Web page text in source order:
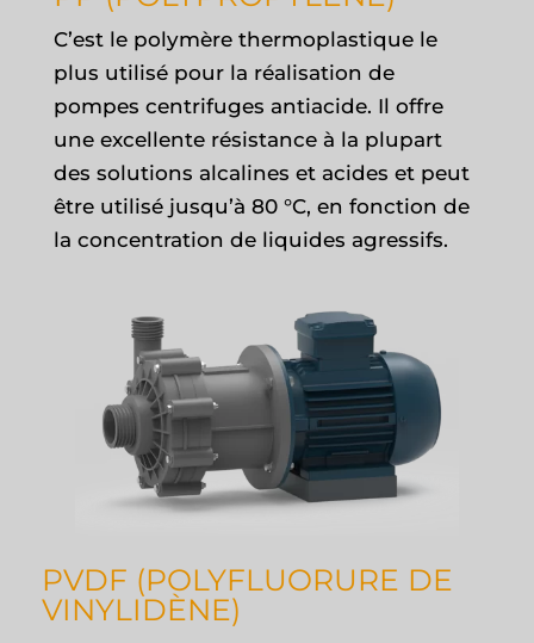
C’est le polymère thermoplastique le
plus utilisé pour la réalisation de
pompes centrifuges antiacide. Il offre
une excellente résistance à la plupart
des solutions alcalines et acides et peut
être utilisé jusqu’à 80 °C, en fonction de
la concentration de liquides agressifs.
PVDF (POLYFLUORURE DE
VINYLIDÈNE)